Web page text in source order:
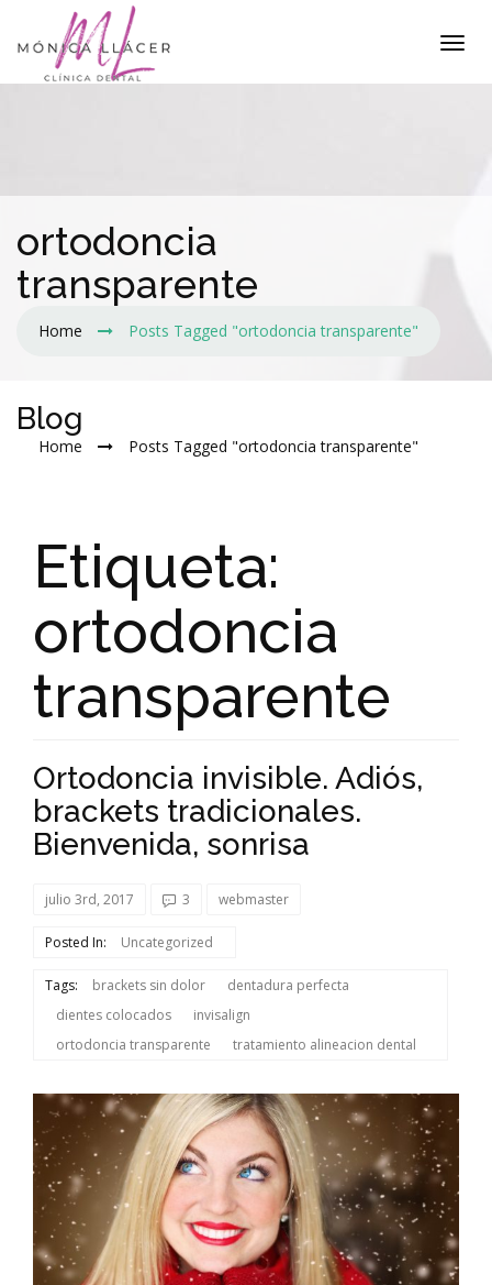
ortodoncia
transparente
Home Posts Tagged "ortodoncia transparente"
Blog
Home Posts Tagged "ortodoncia transparente"
Etiqueta:
ortodoncia
transparente
Ortodoncia invisible. Adiós,
brackets tradicionales.
Bienvenida, sonrisa
julio 3rd, 2017 3 webmaster
Posted In: Uncategorized
Tags: brackets sin dolor
dentadura perfecta
dientes colocados
invisalign
ortodoncia transparente
tratamiento alineacion dental